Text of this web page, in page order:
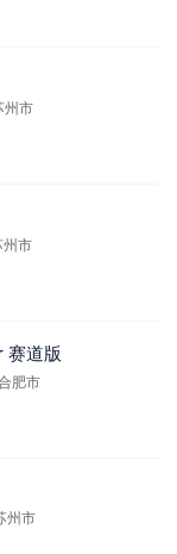
州市
州市
赛道版
肥市
州市